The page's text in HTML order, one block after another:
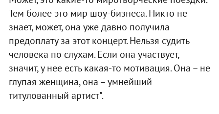
Тем более это мир шоу-бизнеса. Никто не
знает, может, она уже давно получила
предоплату за этот концерт. Нельзя судить
человека по слухам. Если она участвует,
значит, у нее есть какая-то мотивация. Она – не
глупая женщина, она – умнейший
титулованный артист".